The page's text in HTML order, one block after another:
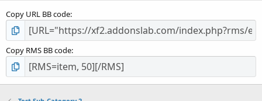
Copy URL BB code
Copy RMS BB code